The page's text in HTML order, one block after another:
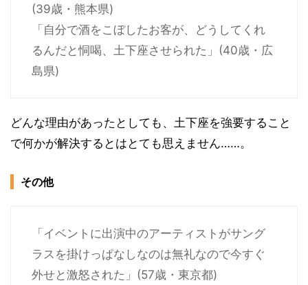
(39歳・熊本県)
「自分で酒をこぼしたお客が、どうしてくれ
るんだと恫喝、土下座させられた」(40歳・広
島県)
どんな理由があったとしても、土下座を強要すること
で何かが解決するとはとても思えません……。
その他
「イベントに出演中のアーティストがサング
ラスを掛けっぱなしなのは無礼なので今すぐ
外せと激怒された」(57歳・東京都)